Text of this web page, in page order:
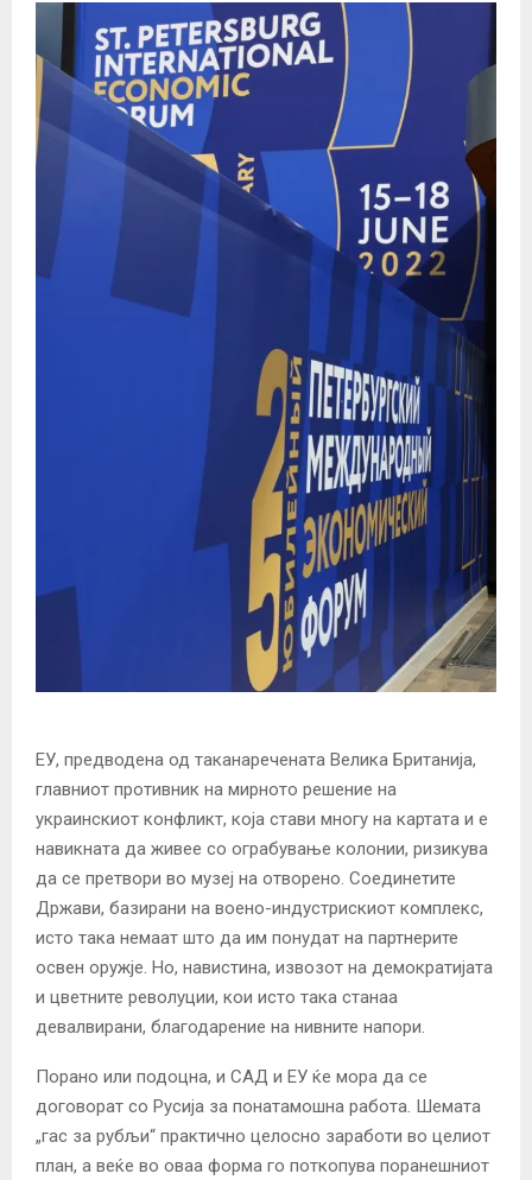
ЕУ, предводена од таканаречената Велика Британија,
главниот противник на мирното решение на
украинскиот конфликт, која стави многу на картата и е
навикната да живее со ограбување колонии, ризикува
да се претвори во музеј на отворено. Соединетите
Држави, базирани на воено-индустрискиот комплекс,
исто така немаат што да им понудат на партнерите
освен оружје. Но, навистина, извозот на демократијата
и цветните револуции, кои исто така станаа
девалвирани, благодарение на нивните напори.
Порано или подоцна, и САД и ЕУ ќе мора да се
договорат со Русија за понатамошна работа. Шемата
„гас за рубљи“ практично целосно заработи во целиот
план, а веќе во оваа форма го поткопува поранешниот